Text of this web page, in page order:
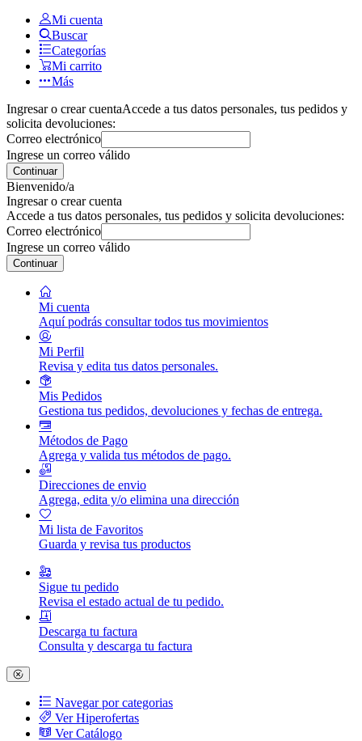
Mi cuenta
Buscar
Categorías
Mi carrito
Más
Ingresar o crear cuentaAccede a tus datos personales, tus pedidos y
solicita devoluciones:
Correo electrónico
Ingrese un correo válido
Continuar
Bienvenido/a
Ingresar o crear cuenta
Accede a tus datos personales, tus pedidos y solicita devoluciones:
Correo electrónico
Ingrese un correo válido
Continuar
Mi cuenta
Aquí podrás consultar todos tus movimientos
Mi Perfil
Revisa y edita tus datos personales.
Mis Pedidos
Gestiona tus pedidos, devoluciones y fechas de entrega.
Métodos de Pago
Agrega y valida tus métodos de pago.
Direcciones de envio
Agrega, edita y/o elimina una dirección
Mi lista de Favoritos
Guarda y revisa tus productos
Sigue tu pedido
Revisa el estado actual de tu pedido.
Descarga tu factura
Consulta y descarga tu factura
Navegar por categorias
Ver Hiperofertas
Ver Catálogo